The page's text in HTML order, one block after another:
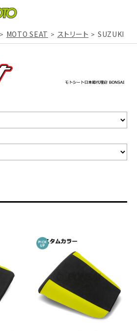
MOTO SEAT ストリート SUZUKI